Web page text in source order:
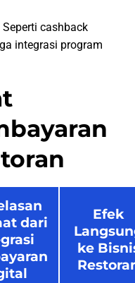
cashback
integrasi program
dari
Efek
ke